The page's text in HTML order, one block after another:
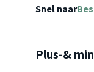
Snel naar
Plus-&